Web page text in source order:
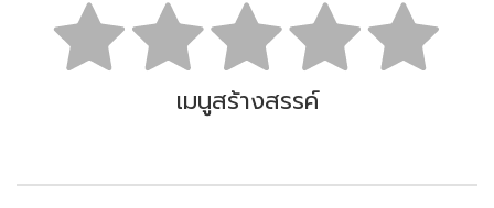
เมนูสร้างสรรค์